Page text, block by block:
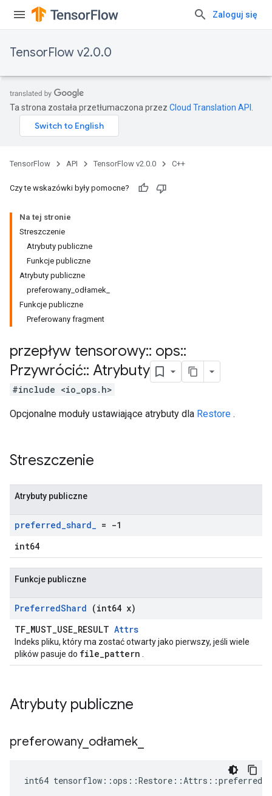
Zaloguj się
TensorFlow v2.0.0
Ta strona została przetłumaczona przez Cloud Translation API
TensorFlow API TensorFlow v2.0.0 C++
Czy te wskazówki były pomocne?
Na tej stronie
Streszczenie
Atrybuty publiczne
Funkcje publiczne
Atrybuty publiczne
preferowany_odłamek_
Funkcje publiczne
Preferowany fragment
przepływ tensorowy:: ops::
Przywrócić:: Atrybuty
#include <io_ops.h>
Opcjonalne moduły ustawiające atrybuty dla Restore .
Streszczenie
Atrybuty publiczne
preferred_shard_ = -1
int64
Funkcje publiczne
PreferredShard (int64 x)
TF_MUST_USE_RESULT Attrs
Indeks pliku, który ma zostać otwarty jako pierwszy, jeśli wiele
plików pasuje do file_pattern
Atrybuty publiczne
preferowany_ odłamek
int64